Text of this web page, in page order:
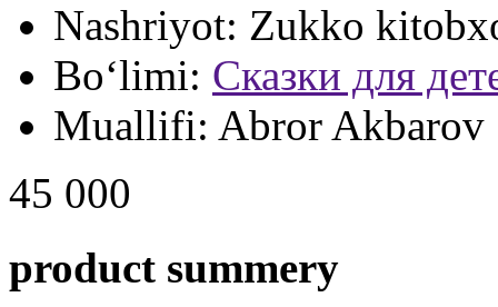
Nashriyot: Zukko
Bo‘limi: Сказки для
Muallifi: Abror Akbarov
45 000
product summery